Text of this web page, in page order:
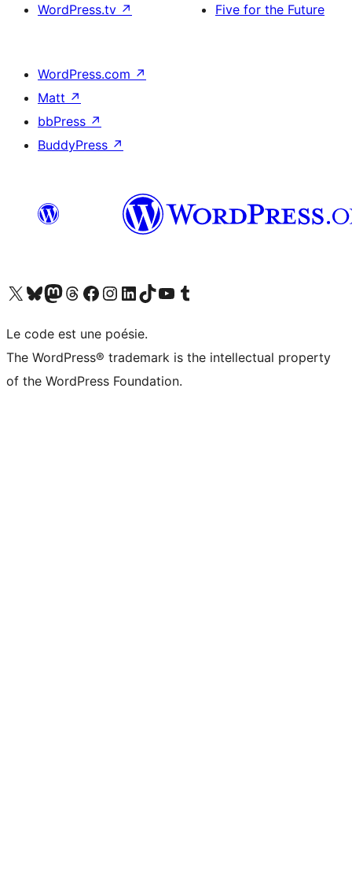
WordPress.tv ↗
Five for the Future
WordPress.com ↗
Matt ↗
bbPress ↗
BuddyPress ↗
Visit our X (formerly Twitter) account
Visitez notre compte Bluesky
Visit our Mastodon account
Visitez notre compte Threads
Visit our Facebook page
Visit our Instagram account
Visit our LinkedIn account
Visitez notre compte TikTok
Visit our YouTube channel
Visitez notre compte Tumblr
Le code est une poésie.
The WordPress® trademark is the intellectual property
of the WordPress Foundation.